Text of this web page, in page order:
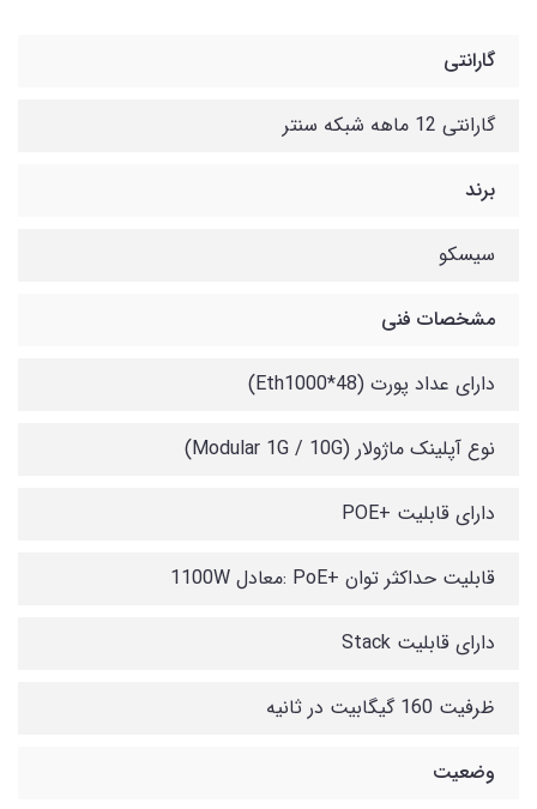
گارانتی
گارانتی 12 ماهه شبکه سنتر
برند
سیسکو
مشخصات فنی
دارای عداد پورت (Eth1000*48)
نوع آپلینک ماژولار (Modular 1G / 10G)
دارای قابلیت +POE
قابلیت حداکثر توان +PoE :معادل 1100W
دارای قابلیت Stack
ظرفیت 160 گیگابیت در ثانیه
وضعیت